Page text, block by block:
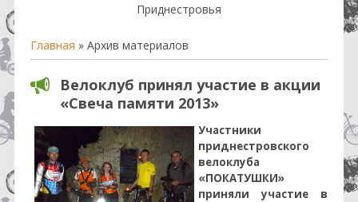
Приднестровья
Главная » Архив материалов
Велоклуб принял участие в акции
«Свеча памяти 2013»
Участники
приднестровского
велоклуба
«ПОКАТУШКИ»
приняли участие в